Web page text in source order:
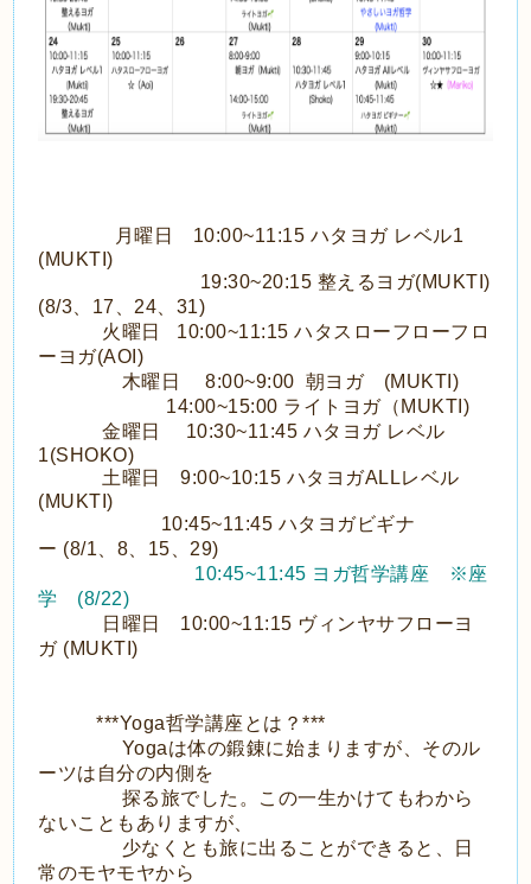
月曜日 10:00~11:15 ハタヨガ レベル1
(MUKTI)
19:30~20:15 整えるヨガ(MUKTI)
(8/3、17、24、31)
火曜日 10:00~11:15 ハタスローフローフロ
ーヨガ(AOI)
木曜日 8:00~9:00 朝ヨガ (MUKTI)
14:00~15:00 ライトヨガ（MUKTI)
金曜日 10:30~11:45 ハタヨガ レベル
1(SHOKO)
土曜日 9:00~10:15 ハタヨガALLレベル
(MUKTI)
10:45~11:45 ハタヨガビギナ
ー (8/1、8、15、29)
10:45~11:45 ヨガ哲学講座 ※座
学 (8/22)
日曜日 10:00~11:15 ヴィンヤサフローヨ
ガ (MUKTI)
***Yoga哲学講座とは？***
Yogaは体の鍛錬に始まりますが、そのル
ーツは自分の内側を
探る旅でした。この一生かけてもわから
ないこともありますが、
少なくとも旅に出ることができると、日
常のモヤモヤから